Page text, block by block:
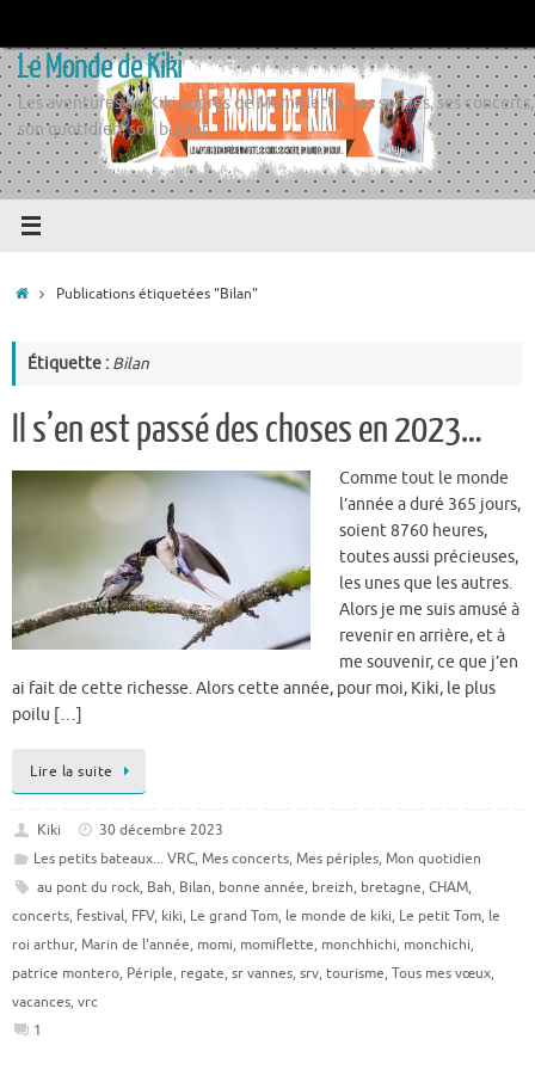
contenu
Le Monde de Kiki
Les aventures de Kiki auprès de Momiflette, ses sorties, ses concerts,
son quotidien, son boulot
AccueilPublications étiquetées "Bilan"
Étiquette : Bilan
Il s’en est passé des choses en 2023…
Comme tout le monde
l’année a duré 365 jours,
soient 8760 heures,
toutes aussi précieuses,
les unes que les autres.
Alors je me suis amusé à
revenir en arrière, et à
me souvenir, ce que j’en
ai fait de cette richesse. Alors cette année, pour moi, Kiki, le plus
poilu […]
Lire la suite
Kiki
30 décembre 2023
Les petits bateaux... VRC, Mes concerts, Mes périples, Mon quotidien
au pont du rock, Bah, Bilan, bonne année, breizh, bretagne, CHAM,
concerts, festival, FFV, kiki, Le grand Tom, le monde de kiki, Le petit Tom, le
roi arthur, Marin de l'année, momi, momiflette, monchhichi, monchichi,
patrice montero, Périple, regate, sr vannes, srv, tourisme, Tous mes vœux,
vacances, vrc
1